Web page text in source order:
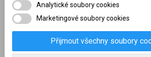
sledované období, byl váš
účet přeřazen do jiné
Analytické soubory cookies
Marketingové soubory cookies
Přijmout všechny soubory